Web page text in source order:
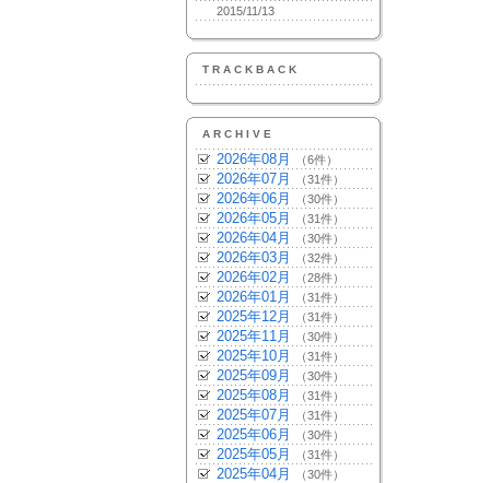
2015/11/13
TRACKBACK
ARCHIVE
2026年08月 （6件）
2026年07月 （31件）
2026年06月 （30件）
2026年05月 （31件）
2026年04月 （30件）
2026年03月 （32件）
2026年02月 （28件）
2026年01月 （31件）
2025年12月 （31件）
2025年11月 （30件）
2025年10月 （31件）
2025年09月 （30件）
2025年08月 （31件）
2025年07月 （31件）
2025年06月 （30件）
2025年05月 （31件）
2025年04月 （30件）